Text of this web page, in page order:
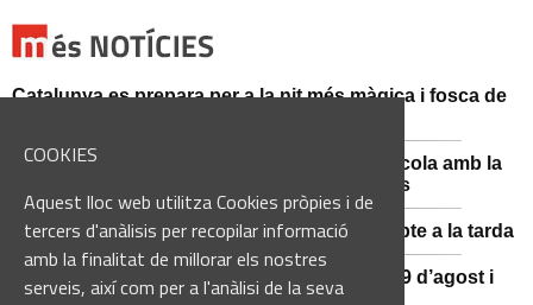
COOKIES
Aquest lloc web utilitza Cookies pròpies i de
tercers d'anàlisis per recopilar informació
amb la finalitat de millorar els nostres
serveis, així com per a l'anàlisi de la seva
Catalunya es prepara per a la nit més màgica i fosca de
Sant Fruitós posa en valor el patrimoni agrícola amb la
restauració i exposició de peces històriques
Es manté la previsió de pluges fortes dissabte a la tarda
El 3x3 de bàsquet de Solsona s’avança al 29 d’agost i
estrena premis en metàl·lic